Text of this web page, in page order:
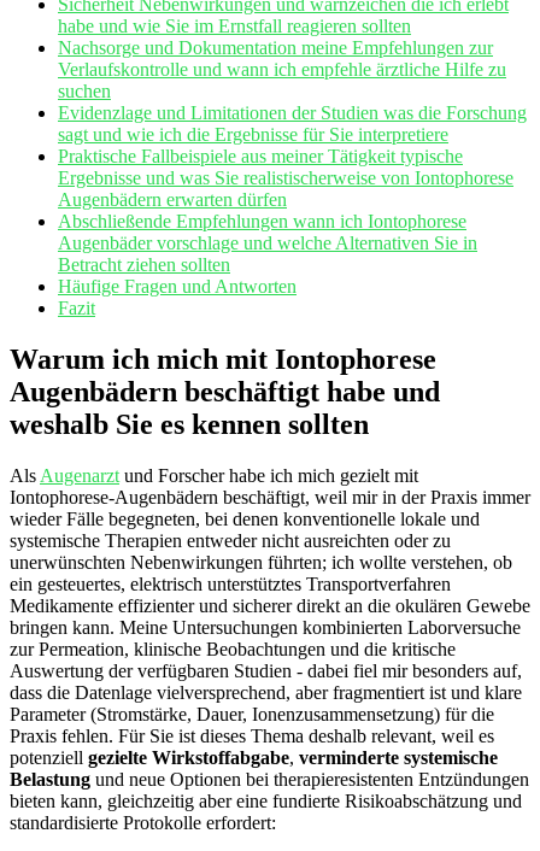
habe und wie⁢ Sie im Ernstfall reagieren‍ sollten
Nachsorge⁢ und Dokumentation meine Empfehlungen zur
Verlaufskontrolle und ⁢wann ‌ich empfehle ärztliche Hilfe zu
suchen
Evidenzlage ⁣und ⁤Limitationen der Studien was die ​Forschung
sagt ‌und wie ich die ⁢Ergebnisse‍ für Sie interpretiere
Praktische⁢ Fallbeispiele aus⁤ meiner Tätigkeit ‍typische
⁤Ergebnisse und was Sie realistischerweise⁢ von ⁢Iontophorese​
Augenbädern‌ erwarten dürfen
Abschließende Empfehlungen‍ wann ich Iontophorese⁢
Augenbäder vorschlage⁤ und welche Alternativen ⁣Sie in
Betracht ‍ziehen sollten
Häufige Fragen und ​Antworten
Fazit
Warum ich mich⁤ mit⁢ Iontophorese
Augenbädern beschäftigt⁢ habe​ und
weshalb Sie es kennen ​sollten
Als⁤ Augenarzt ​ und Forscher habe ich‍ mich gezielt mit‌
Iontophorese‑Augenbädern beschäftigt, weil mir⁣ in der Praxis ‍immer
wieder ⁣Fälle begegneten, bei denen konventionelle lokale und
systemische⁢ Therapien​ entweder nicht ausreichten⁤ oder zu
unerwünschten Nebenwirkungen führten; ich wollte verstehen,⁤ ob ​
ein gesteuertes, elektrisch unterstütztes⁢ Transportverfahren
Medikamente‌ effizienter und sicherer direkt⁢ an die okulären Gewebe
bringen⁣ kann. ⁢Meine ​Untersuchungen kombinierten‍ Laborversuche
zur‌ Permeation, klinische Beobachtungen und die kritische
Auswertung der verfügbaren Studien ‍- dabei fiel mir besonders auf,​
dass die Datenlage vielversprechend, aber ​fragmentiert ist und klare‍
Parameter (Stromstärke, Dauer, Ionenzusammensetzung) für die
Praxis fehlen.⁣ Für Sie ist​ dieses Thema deshalb relevant, weil es
potenziell⁤ gezielte Wirkstoffabgabe, verminderte systemische
Belastung und neue Optionen bei therapieresistenten Entzündungen
bieten kann, gleichzeitig aber eine fundierte⁣ Risikoabschätzung⁤ und
standardisierte ⁣Protokolle erfordert: ‌